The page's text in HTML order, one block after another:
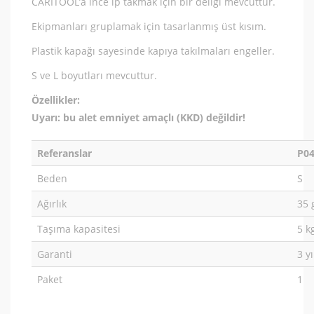
Ekipmanları gruplamak için tasarlanmış üst kısım.
Plastik kapağı sayesinde kapıya takılmaları engeller.
S ve L boyutları mevcuttur.
Özellikler:
Uyarı: bu alet emniyet amaçlı (KKD) değildir!
Referanslar
Beden
S
Ağırlık
35
Taşıma kapasitesi
5
Garanti
3
Paket
1